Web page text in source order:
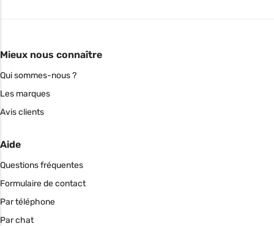
Mieux nous connaître
Qui sommes-nous ?
Les marques
Avis clients
Aide
Questions fréquentes
Formulaire de contact
Par téléphone
Par chat